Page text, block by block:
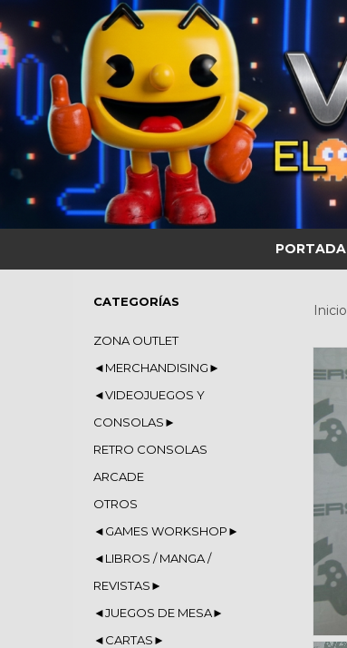
PORTADA
CATEGORÍAS
ZONA OUTLET
◄MERCHANDISING►
◄VIDEOJUEGOS Y
CONSOLAS►
RETRO CONSOLAS
ARCADE
OTROS
◄GAMES WORKSHOP►
◄LIBROS / MANGA /
REVISTAS►
◄JUEGOS DE MESA►
◄CARTAS►
Inicio